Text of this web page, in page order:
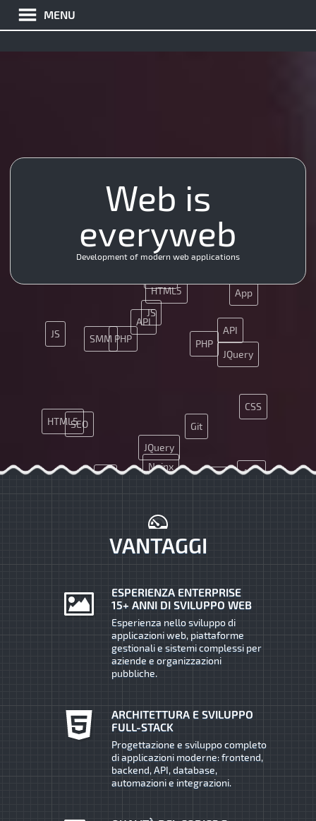
MENU
PHP
HTML5
JS
JQuery
Nginx
SEO
API
CMS
CSS
Git App
PHP
HTML5
JS
JQuery
SEO
SMM
Java
API
CSS
Git
App
Web is
everyweb
Development of modern web applications
VANTAGGI
ESPERIENZA ENTERPRISE
15+ ANNI DI SVILUPPO WEB
Esperienza nello sviluppo di
applicazioni web, piattaforme
gestionali e sistemi complessi per
aziende e organizzazioni
pubbliche.
ARCHITETTURA E SVILUPPO
FULL-STACK
Progettazione e sviluppo completo
di applicazioni moderne: frontend,
backend, API, database,
automazioni e integrazioni.